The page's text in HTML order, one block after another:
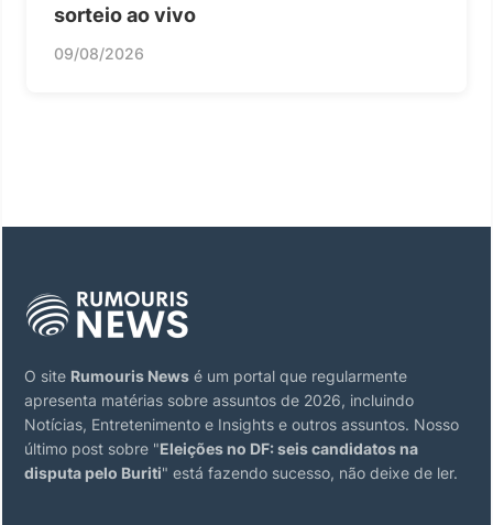
sorteio ao vivo
09/08/2026
O site Rumouris News é um portal que regularmente
apresenta matérias sobre assuntos de 2026, incluindo
Notícias, Entretenimento e Insights e outros assuntos. Nosso
último post sobre "Eleições no DF: seis candidatos na
disputa pelo Buriti" está fazendo sucesso, não deixe de ler.